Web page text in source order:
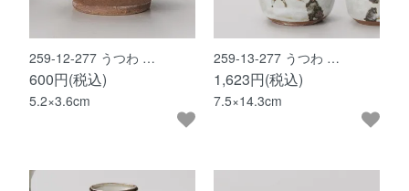
259-12-277 うつわ …
600円(税込)
5.2×3.6cm
259-13-277 うつわ …
1,623円(税込)
7.5×14.3cm